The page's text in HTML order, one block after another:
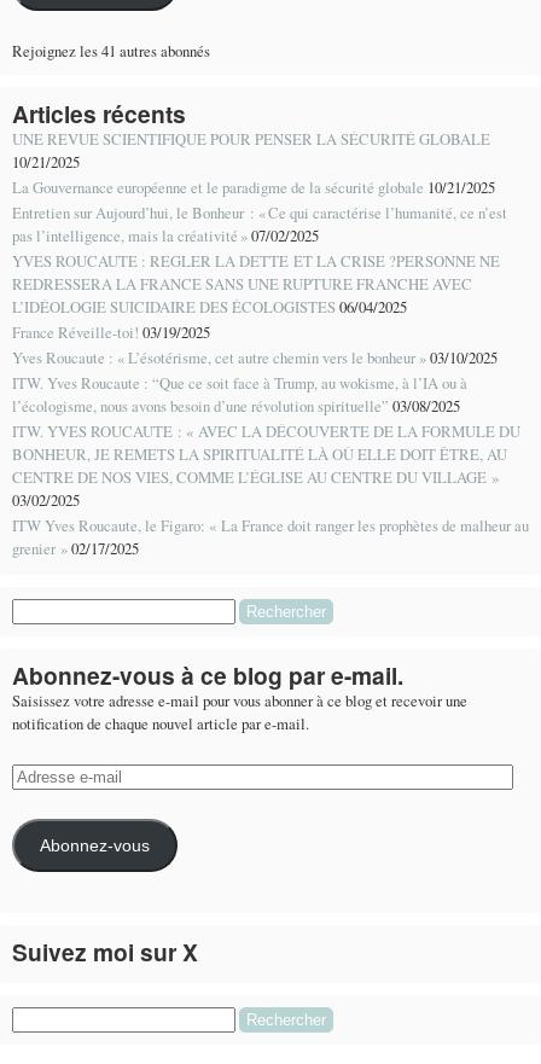
Rejoignez les 41 autres abonnés
Articles récents
UNE REVUE SCIENTIFIQUE POUR PENSER LA SÉCURITÉ GLOBALE
10/21/2025
La Gouvernance européenne et le paradigme de la sécurité globale 10/21/2025
Entretien sur Aujourd’hui, le Bonheur : « Ce qui caractérise l’humanité, ce n’est
pas l’intelligence, mais la créativité »07/02/2025
YVES ROUCAUTE : REGLER LA DETTE ET LA CRISE ?PERSONNE NE
REDRESSERA LA FRANCE SANS UNE RUPTURE FRANCHE AVEC
L’IDÉOLOGIE SUICIDAIRE DES ÉCOLOGISTES06/04/2025
France Réveille-toi! 03/19/2025
Yves Roucaute : « L’ésotérisme, cet autre chemin vers le bonheur »03/10/2025
ITW. Yves Roucaute : “Que ce soit face à Trump, au wokisme, à l’IA ou à
l’écologisme, nous avons besoin d’une révolution spirituelle” 03/08/2025
ITW. YVES ROUCAUTE : « AVEC LA DÉCOUVERTE DE LA FORMULE DU
BONHEUR, JE REMETS LA SPIRITUALITÉ LÀ OÙ ELLE DOIT ÊTRE, AU
CENTRE DE NOS VIES, COMME L’ÉGLISE AU CENTRE DU VILLAGE »
03/02/2025
ITW Yves Roucaute, le Figaro: « La France doit ranger les prophètes de malheur au
grenier »02/17/2025
Abonnez-vous à ce blog par e-mail.
Saisissez votre adresse e-mail pour vous abonner à ce blog et recevoir une
notification de chaque nouvel article par e-mail.
Adresse
mail
Abonnez-vous
Suivez moi sur X